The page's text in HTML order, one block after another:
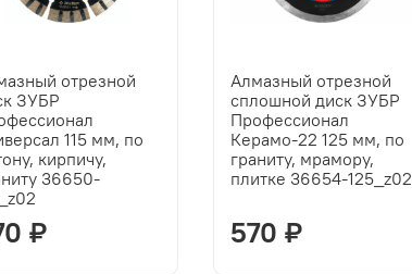
отрезной
ЗУБР
115 мм, по
кирпичу,
36650-
₽
Алмазный отрезной
сплошной диск ЗУБР
Профессионал
Керамо-22 125 мм, по
граниту, мрамору,
плитке 36654-125_z02
570 ₽